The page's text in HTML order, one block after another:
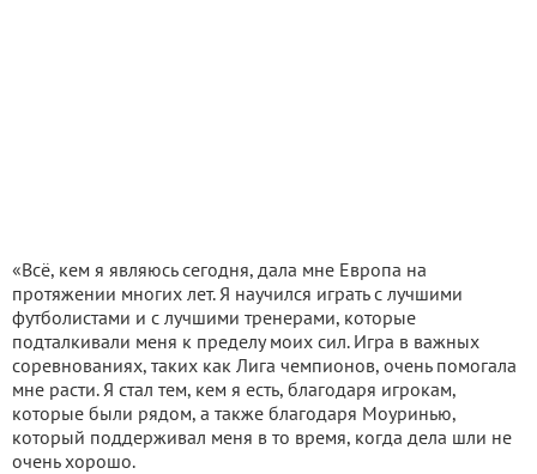
«Всё, кем я являюсь сегодня, дала мне Европа на
протяжении многих лет. Я научился играть с лучшими
футболистами и с лучшими тренерами, которые
подталкивали меня к пределу моих сил. Игра в важных
соревнованиях, таких как Лига чемпионов, очень помогала
мне расти. Я стал тем, кем я есть, благодаря игрокам,
которые были рядом, а также благодаря Моуринью,
который поддерживал меня в то время, когда дела шли не
очень хорошо.